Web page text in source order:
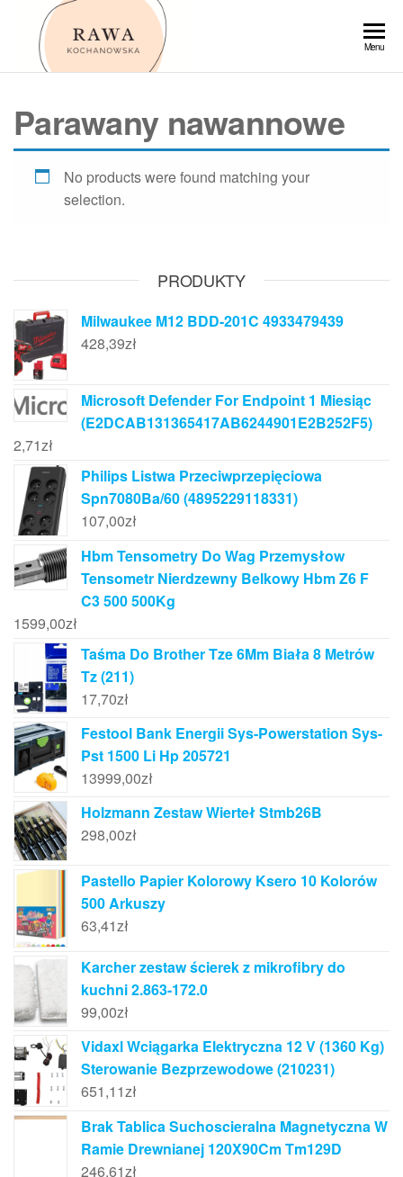
Przejdź
Menu
Parawany nawannowe
No products were found matching your
selection.
PRODUKTY
Milwaukee M12 BDD-201C 4933479439
428,39zł
Microsoft Defender For Endpoint 1 Miesiąc
(E2DCAB131365417AB6244901E2B252F5)
2,71zł
Philips Listwa Przeciwprzepięciowa
Spn7080Ba/60 (4895229118331)
107,00zł
Hbm Tensometry Do Wag Przemysłow
Tensometr Nierdzewny Belkowy Hbm Z6 F
C3 500 500Kg
1599,00zł
Taśma Do Brother Tze 6Mm Biała 8 Metrów
Tz (211)
17,70zł
Festool Bank Energii Sys-Powerstation Sys-
Pst 1500 Li Hp 205721
13999,00zł
Holzmann Zestaw Wierteł Stmb26B
298,00zł
Pastello Papier Kolorowy Ksero 10 Kolorów
500 Arkuszy
63,41zł
Karcher zestaw ścierek z mikrofibry do
kuchni 2.863-172.0
99,00zł
Vidaxl Wciągarka Elektryczna 12 V (1360 Kg)
Sterowanie Bezprzewodowe (210231)
651,11zł
Brak Tablica Suchoscieralna Magnetyczna W
Ramie Drewnianej 120X90Cm Tm129D
246,61zł